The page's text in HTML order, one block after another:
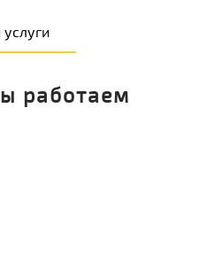
работаем